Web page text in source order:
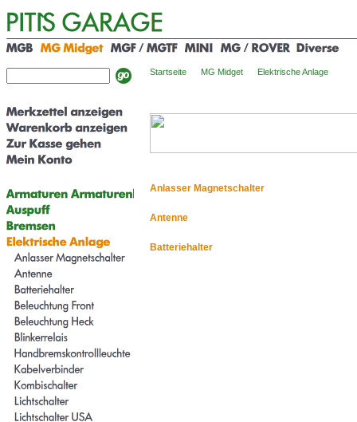
Startseite MG Midget Elektrische Anlage
Anlasser Magnetschalter
Antenne
Batteriehalter